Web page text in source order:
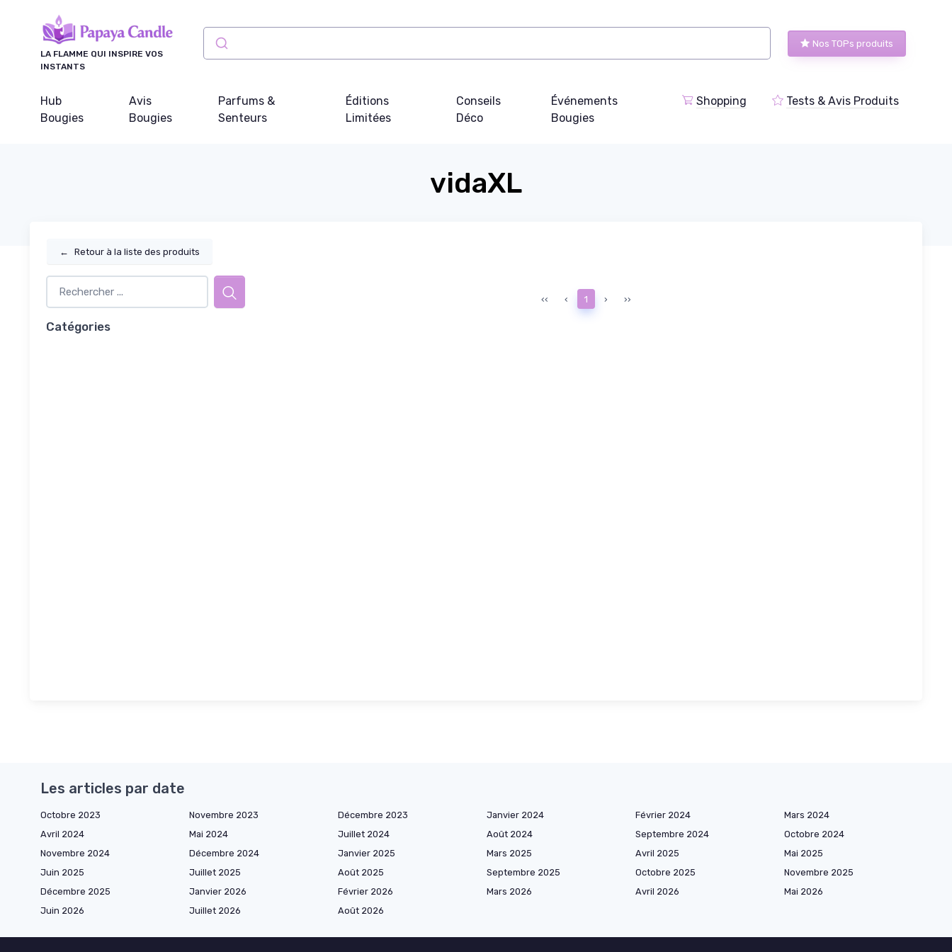
LA FLAMME QUI INSPIRE VOS
INSTANTS
Nos TOPs produits
Hub
Bougies
Avis
Bougies
Parfums &
Senteurs
Éditions
Limitées
Conseils
Déco
Événements
Bougies
Shopping Tests & Avis Produits
vidaXL
← Retour à la liste des produits
Catégories
‹‹ ‹ 1 › ››
Les articles par date
Octobre 2023 Novembre 2023 Décembre 2023 Janvier 2024 Février 2024
Mars 2024
Avril 2024
Mai 2024 Juillet 2024 Août 2024 Septembre 2024
Octobre 2024
Novembre 2024
Décembre 2024 Janvier 2025 Mars 2025 Avril 2025
Mai 2025
Juin 2025
Juillet 2025 Août 2025 Septembre 2025 Octobre 2025
Novembre 2025
Décembre 2025
Janvier 2026 Février 2026 Mars 2026 Avril 2026
Mai 2026
Juin 2026
Juillet 2026 Août 2026